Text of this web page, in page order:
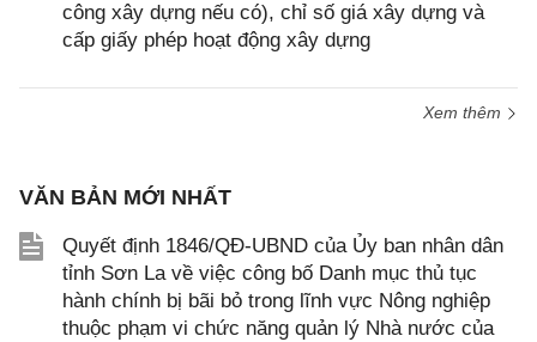
công xây dựng nếu có), chỉ số giá xây dựng và
cấp giấy phép hoạt động xây dựng
Xem thêm
VĂN BẢN MỚI NHẤT
Quyết định 1846/QĐ-UBND của Ủy ban nhân dân
tỉnh Sơn La về việc công bố Danh mục thủ tục
hành chính bị bãi bỏ trong lĩnh vực Nông nghiệp
thuộc phạm vi chức năng quản lý Nhà nước của